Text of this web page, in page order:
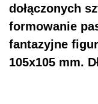
dołączonych
formowanie
fantazyjne
105x105 mm.